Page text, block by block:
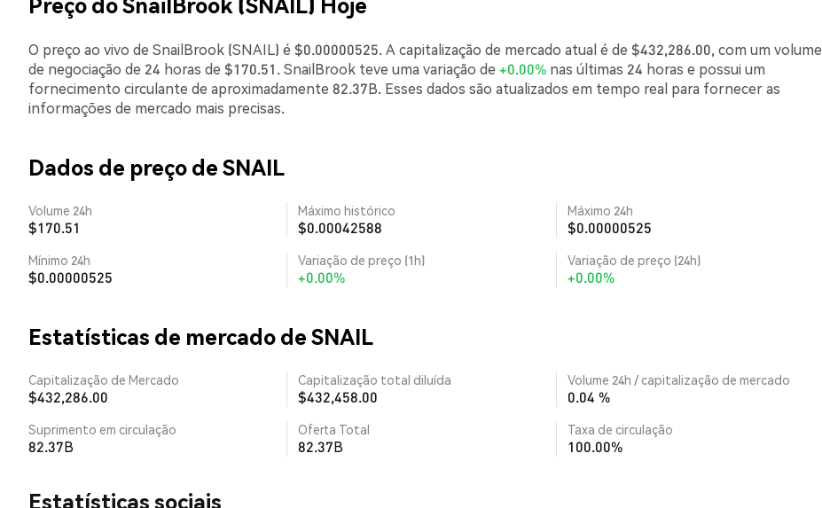
O preço ao vivo de SnailBrook (SNAIL) é $0.00000525. A capitalização de mercado atual é de $432,286.00, com um volume
de negociação de 24 horas de $170.51. SnailBrook teve uma variação de +0.00% nas últimas 24 horas e possui um
fornecimento circulante de aproximadamente 82.37B. Esses dados são atualizados em tempo real para fornecer as
informações de mercado mais precisas.
Dados de preço de SNAIL
Volume 24h
$170.51
Máximo histórico
$0.00042588
Máximo 24h
$0.00000525
Mínimo 24h
$0.00000525
Variação de preço (1h)
+0.00%
Variação de preço (24h)
+0.00%
Estatísticas de mercado de SNAIL
Capitalização de Mercado
$432,286.00
Capitalização total diluída
$432,458.00
Volume 24h / capitalização de mercado
0.04 %
Suprimento em circulação
82.37B
Oferta Total
82.37B
Taxa de circulação
100.00%
Estatísticas sociais